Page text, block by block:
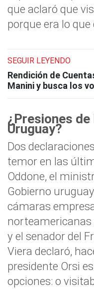
que aclaró que
porque era lo
SEGUIR LEYENDO
Rendición de
Manini y busca los
¿Presiones de
Uruguay?
Dos
temor en las
Oddone, el
Gobierno
cámaras
norteamericanas
y el senador del
Viera declaró,
presidente Orsi
opciones: o